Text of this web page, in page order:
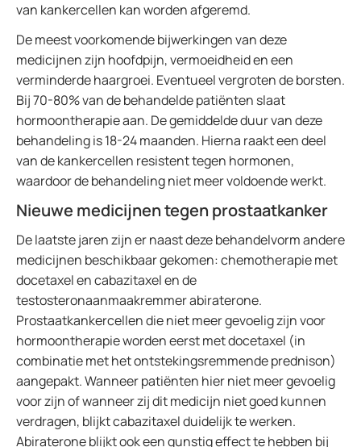
van kankercellen kan worden afgeremd.
De meest voorkomende bijwerkingen van deze
medicijnen zijn hoofdpijn, vermoeidheid en een
verminderde haargroei. Eventueel vergroten de borsten.
Bij 70-80% van de behandelde patiënten slaat
hormoontherapie aan. De gemiddelde duur van deze
behandeling is 18-24 maanden. Hierna raakt een deel
van de kankercellen resistent tegen hormonen,
waardoor de behandeling niet meer voldoende werkt.
Nieuwe medicijnen tegen prostaatkanker
De laatste jaren zijn er naast deze behandelvorm andere
medicijnen beschikbaar gekomen: chemotherapie met
docetaxel en cabazitaxel en de
testosteronaanmaakremmer abiraterone.
Prostaatkankercellen die niet meer gevoelig zijn voor
hormoontherapie worden eerst met docetaxel (in
combinatie met het ontstekingsremmende prednison)
aangepakt. Wanneer patiënten hier niet meer gevoelig
voor zijn of wanneer zij dit medicijn niet goed kunnen
verdragen, blijkt cabazitaxel duidelijk te werken.
Abiraterone blijkt ook een gunstig effect te hebben bij